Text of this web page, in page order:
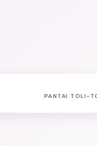
PANTAI TOLI-